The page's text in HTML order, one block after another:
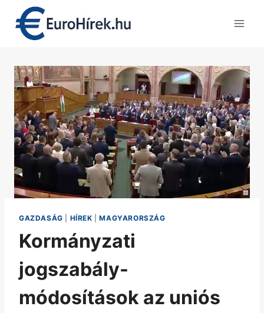
content
GAZDASÁG HÍREK |MAGYARORSZÁG
Kormányzati
jogszabály-
módosítások az uniós